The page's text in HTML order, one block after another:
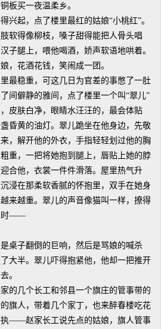
板买一夜温柔乡。
兴起，点了楼里最红的姑娘“小桃红”。
软得像柳枝，嗓子甜得能把人骨头唱
子腿上，喂他喝酒，娇声软语地哄着。
，花酒花钱，笑闹成一团。
最稳重，可这几日为官差的事憋了一肚
间僻静的雅间，点了楼里一个叫“翠儿”
皮肤白净，眼睛水汪汪的，最会体贴
昏黄的油灯。翠儿跪坐在他身边，先敬
，解开他的外衣，手指轻轻划过他的胸
重，一把将她抱到腿上，唇贴上她的脖
合他，衣裳一件件滑落。屋里热气升
浸在那柔软香腻的怀抱里，双手在她身
来越重。翠儿的声音像猫叫一样，撩得
时——
桌子翻倒的巨响，然后是骂娘的喊杀
大半。翠儿吓得抱紧他，他却一把推开
。
的几个长工和邻县一个旗庄的管事带的
旗人，带着几个家丁，也来醉春楼吃花
——赵家长工说先点的姑娘，旗人管事